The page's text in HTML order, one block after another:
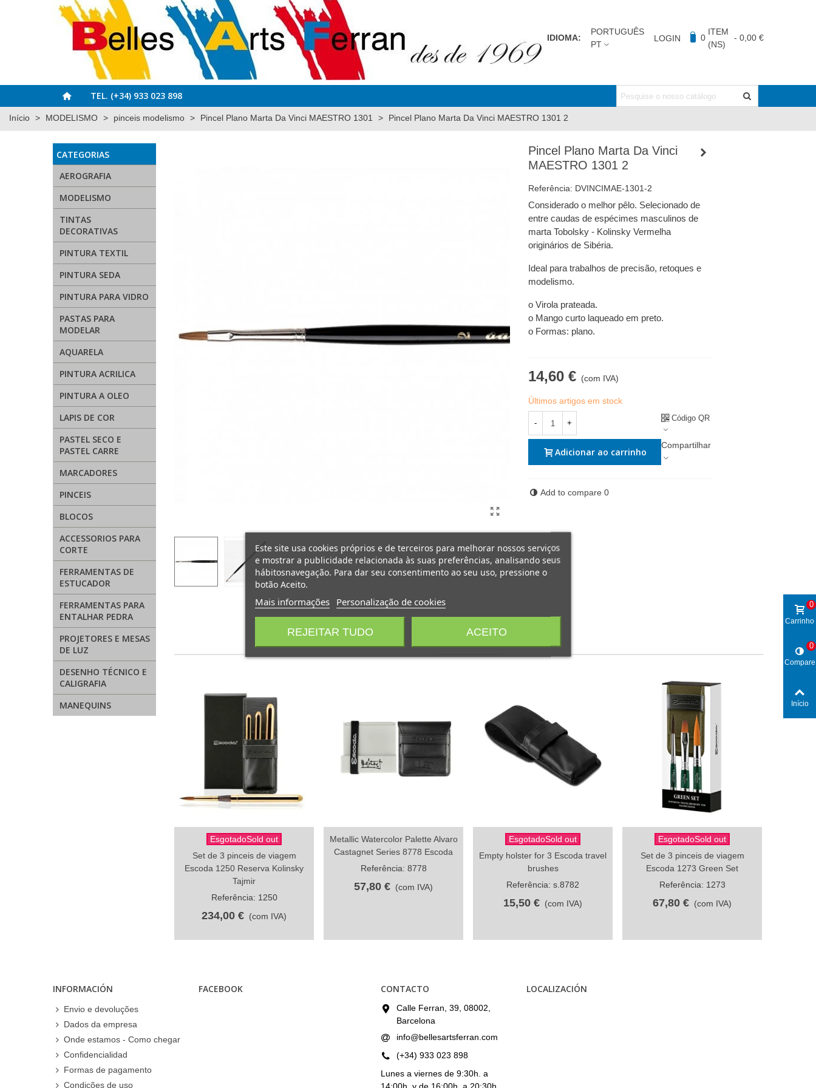
IDIOMA:
PORTUGUÊS
PT
LOGIN 0
ITEM
(NS)
- 0,00 €
TEL. (+34) 933 023 898
Início > MODELISMO > pinceis modelismo > Pincel Plano Marta Da Vinci MAESTRO 1301 > Pincel Plano Marta Da Vinci MAESTRO 1301 2
CATEGORIAS
AEROGRAFIA
MODELISMO
TINTAS
DECORATIVAS
PINTURA TEXTIL
PINTURA SEDA
PINTURA PARA VIDRO
PASTAS PARA
MODELAR
AQUARELA
PINTURA ACRILICA
PINTURA A OLEO
LAPIS DE COR
PASTEL SECO E
PASTEL CARRE
MARCADORES
PINCEIS
BLOCOS
ACCESSORIOS PARA
CORTE
FERRAMENTAS DE
ESTUCADOR
FERRAMENTAS PARA
ENTALHAR PEDRA
PROJETORES E MESAS
DE LUZ
DESENHO TÉCNICO E
CALIGRAFIA
MANEQUINS
Pincel Plano Marta Da Vinci
MAESTRO 1301 2
Referência: DVINCIMAE-1301-2
Considerado o melhor pêlo. Selecionado de
entre caudas de espécimes masculinos de
marta Tobolsky - Kolinsky Vermelha
originários de Sibéria.
Ideal para trabalhos de precisão, retoques e
modelismo.
o Virola prateada.
o Mango curto laqueado em preto.
o Formas: plano.
14,60 € (com IVA)
Últimos artigos em stock
- +
Adicionar ao carrinho
Código QR
Compartilhar
Add to compare 0
PODE GOSTAR
Compartilhar
EsgotadoSold out
Set de 3 pinceis de viagem
Escoda 1250 Reserva Kolinsky
Tajmir
Referência: 1250
234,00 € (com IVA)
Compartilhar
Metallic Watercolor Palette Alvaro
Castagnet Series 8778 Escoda
Referência: 8778
57,80 € (com IVA)
Compartilhar
EsgotadoSold out
Empty holster for 3 Escoda travel
brushes
Referência: s.8782
15,50 € (com IVA)
Compartilhar
EsgotadoSold out
Set de 3 pinceis de viagem
Escoda 1273 Green Set
Referência: 1273
67,80 € (com IVA)
INFORMACIÓN
Envio e devoluções
Dados da empresa
Onde estamos - Como chegar
Confidencialidad
Formas de pagamento
Condições de uso
FACEBOOK CONTACTO
Calle Ferran, 39, 08002,
Barcelona
info@bellesartsferran.com
(+34) 933 023 898
Lunes a viernes de 9:30h. a
14:00h. y de 16:00h. a 20:30h
LOCALIZACIÓN
Este site usa cookies próprios e de terceiros para melhorar nossos serviços
e mostrar a publicidade relacionada às suas preferências, analisando seus
hábitosnavegação. Para dar seu consentimento ao seu uso, pressione o
botão Aceito.
Mais informações Personalização de cookies
REJEITAR TUDO ACEITO
Carrinho
0
Compare
0
Início